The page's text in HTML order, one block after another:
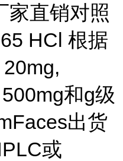
家直销对照
HCl 根据
和g级
出货
或